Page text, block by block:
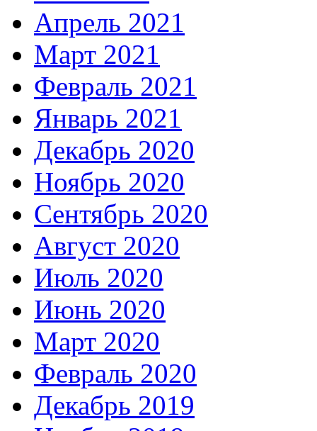
Апрель 2021
Март 2021
Февраль 2021
Январь 2021
Декабрь 2020
Ноябрь 2020
Сентябрь 2020
Август 2020
Июль 2020
Июнь 2020
Март 2020
Февраль 2020
Декабрь 2019